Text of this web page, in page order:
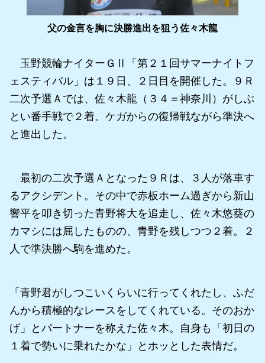
父の金言を胸に決勝進出を狙う佐々木龍
玉野競輪ナイターＧⅡ「第２１回サマーナイトフ
ェスティバル」は１９日、２日目を開催した。９Ｒ
二次予選Ａでは、佐々木龍（３４＝神奈川）がしぶ
とい番手戦で２着。ケガからの復帰戦ながら準決へ
と進出した。
最初の二次予選Ａとなった９Ｒは、３人が落車す
るアクシデント。その中で赤板ホーム過ぎから新山
響平を叩き切った青野将大を追走し、佐々木悠葵の
カマシには屈したものの、青野を残しつつ２着。２
人で準決勝へ駒を進めた。
「青野君がしつこいくらいに行ってくれたし、ふだ
んから積極的なレースをしてくれている。そのおか
げ」とパートナーを称えた佐々木。自身も「初日の
１着で勢いに乗れたかな」とホッとした表情だ。